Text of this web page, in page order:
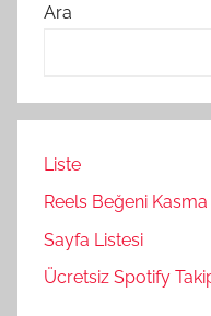
Ara
Liste
Reels Beğeni Kasma
Sayfa Listesi
Ücretsiz Spotify